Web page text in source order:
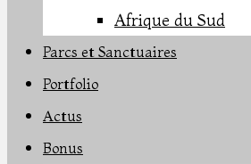
Afrique du Sud
Parcs et Sanctuaires
Portfolio
Actus
Bonus